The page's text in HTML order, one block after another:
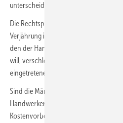
unterscheiden.
Die Rechtsposition des Handwerkers
Verjährung ist sehr gut. Sie kann sich
den der Handwerker dem Kunden in
will, verschlechtern. Insoweit muss der
eingetretener Verjährung besonders
Sind die Mängelansprüche des
Handwerker nach jeder Mängelrüge
Kostenvorbehalt gegenüber dem